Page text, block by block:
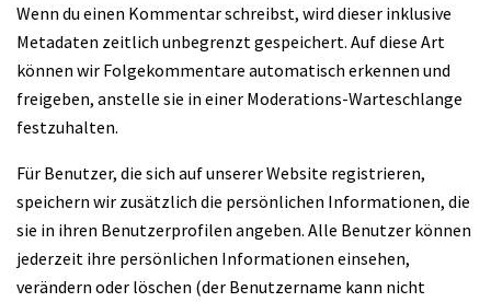
Wenn du einen Kommentar schreibst, wird dieser inklusive
Metadaten zeitlich unbegrenzt gespeichert. Auf diese Art
können wir Folgekommentare automatisch erkennen und
freigeben, anstelle sie in einer Moderations-Warteschlange
festzuhalten.
Für Benutzer, die sich auf unserer Website registrieren,
speichern wir zusätzlich die persönlichen Informationen, die
sie in ihren Benutzerprofilen angeben. Alle Benutzer können
jederzeit ihre persönlichen Informationen einsehen,
verändern oder löschen (der Benutzername kann nicht